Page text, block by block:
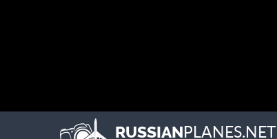
RUSSIANPLANES.NET